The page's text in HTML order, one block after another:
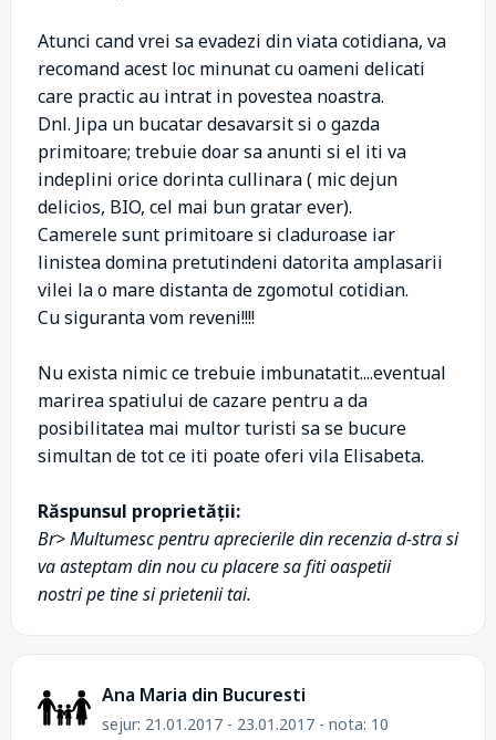
Atunci cand vrei sa evadezi din viata cotidiana, va
recomand acest loc minunat cu oameni delicati
care practic au intrat in povestea noastra.
Dnl. Jipa un bucatar desavarsit si o gazda
primitoare; trebuie doar sa anunti si el iti va
indeplini orice dorinta cullinara ( mic dejun
delicios, BIO, cel mai bun gratar ever).
Camerele sunt primitoare si claduroase iar
linistea domina pretutindeni datorita amplasarii
vilei la o mare distanta de zgomotul cotidian.
Cu siguranta vom reveni!!!!
Nu exista nimic ce trebuie imbunatatit....eventual
marirea spatiului de cazare pentru a da
posibilitatea mai multor turisti sa se bucure
simultan de tot ce iti poate oferi vila Elisabeta.
Răspunsul proprietății:
Br> Multumesc pentru aprecierile din recenzia d-stra si
va asteptam din nou cu placere sa fiti oaspetii
nostri pe tine si prietenii tai.
Ana Maria din Bucuresti
sejur: 21.01.2017 - 23.01.2017 - nota: 10